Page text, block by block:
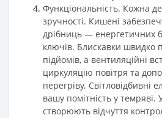
Функціональність. Кожна
зручності. Кишені
дрібниць — енергетичних
ключів. Блискавки швидко
підйомів, а вентиляційні
циркуляцію повітря та
перегріву.
вашу помітність у темряві.
створюють відчуття